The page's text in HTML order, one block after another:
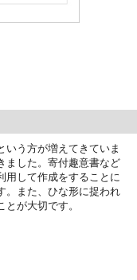
いう方が増えてきていま
ました。寄付趣意書など
用して作成をすることに
。また、ひな形に捉われ
が大切です。